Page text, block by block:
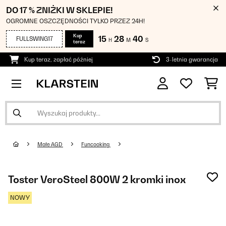
DO 17 % ZNIŻKI W SKLEPIE!
OGROMNE OSZCZĘDNOŚCI TYLKO PRZEZ 24H!
FULLSWING17
Kup
teraz
15 H 28 M 39 S
Kup teraz, zapłać później 3-letnia gwarancja
Małe AGD Funcooking
Toster VeroSteel 800W 2 kromki inox
NOWY